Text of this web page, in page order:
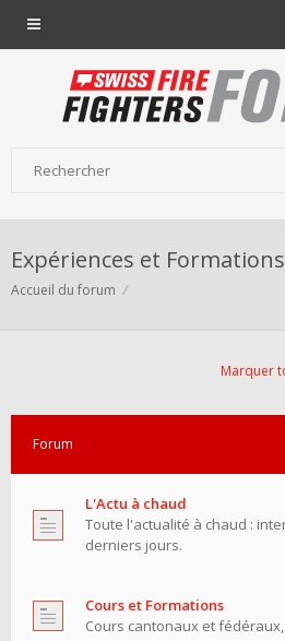
Expériences et Formations
Accueil du forum
Marquer
Forum
L'Actu à chaud
Toute l'actualité à chaud :
derniers jours.
Cours et Formations
Cours cantonaux et